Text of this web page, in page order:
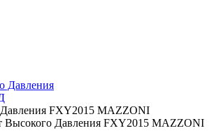
Давления
FXY2015 MAZZONI
Высокого Давления FXY2015 MAZZONI